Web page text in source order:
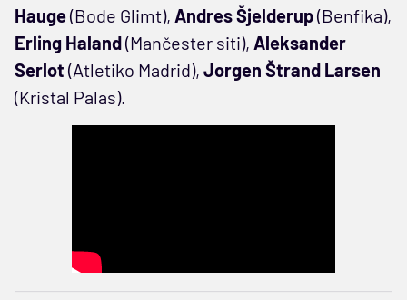
Hauge(Bode Glimt), Andres Šjelderup(Benfika),
Erling Haland(Mančester siti), Aleksander
Serlot (Atletiko Madrid), Jorgen Štrand Larsen
(Kristal Palas).